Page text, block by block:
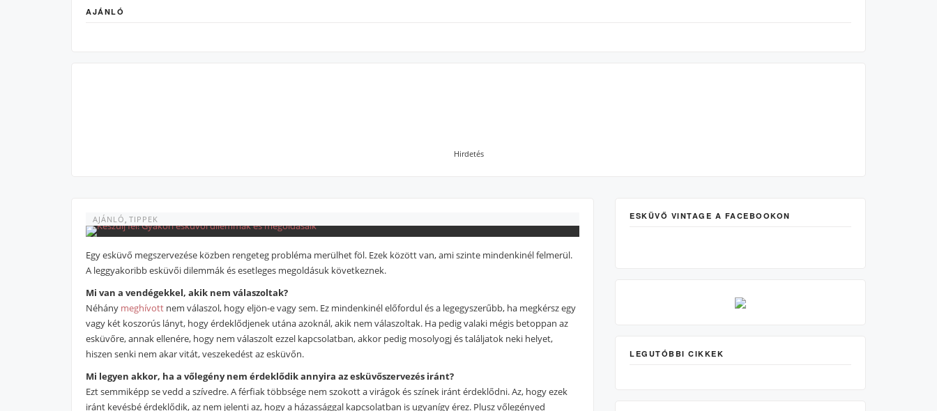
AJÁNLÓ
Hirdetés
AJÁNLÓ , TIPPEK
Egy esküvő megszervezése közben rengeteg probléma merülhet föl. Ezek között van, ami szinte mindenkinél felmerül.
A leggyakoribb esküvői dilemmák és esetleges megoldásuk következnek.
Mi van a vendégekkel, akik nem válaszoltak?
Néhány meghívott nem válaszol, hogy eljön-e vagy sem. Ez mindenkinél előfordul és a legegyszerűbb, ha megkérsz egy
vagy két koszorús lányt, hogy érdeklődjenek utána azoknál, akik nem válaszoltak. Ha pedig valaki mégis betoppan az
esküvőre, annak ellenére, hogy nem válaszolt ezzel kapcsolatban, akkor pedig mosolyogj és találjatok neki helyet,
hiszen senki nem akar vitát, veszekedést az esküvőn.
Mi legyen akkor, ha a vőlegény nem érdeklődik annyira az esküvőszervezés iránt?
Ezt semmiképp se vedd a szívedre. A férfiak többsége nem szokott a virágok és színek iránt érdeklődni. Az, hogy ezek
iránt kevésbé érdeklődik, az nem jelenti az, hogy a házassággal kapcsolatban is ugyanígy érez. Plusz vőlegényed
ESKÜVŐ VINTAGE A FACEBOOKON
LEGUTÓBBI CIKKEK